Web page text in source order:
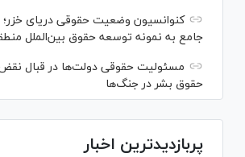
کنوانسیون وضعیت حقوقی دریای خزر؛
جامع به نمونه توسعه حقوق بین‌الملل
مسئولیت حقوقی دولت‌ها در قبال
حقوق بشر در جنگ‌ها
پربازدیدترین اخبار